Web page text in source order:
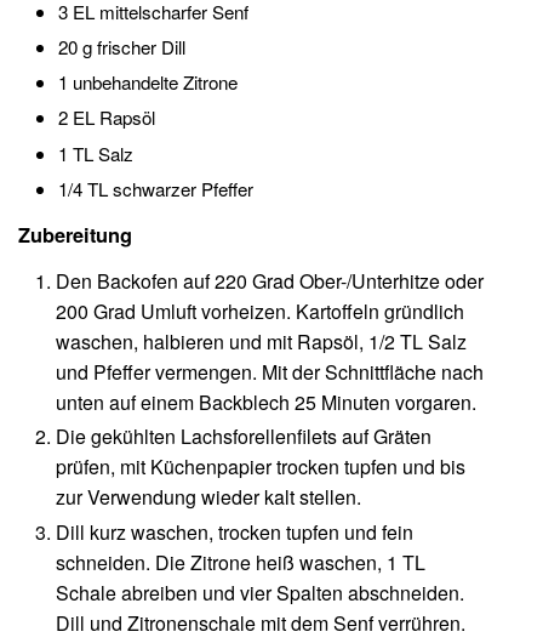
3 EL mittelscharfer Senf
20 g frischer Dill
1 unbehandelte Zitrone
2 EL Rapsöl
1 TL Salz
1/4 TL schwarzer Pfeffer
Zubereitung
Den Backofen auf 220 Grad Ober-/Unterhitze oder
200 Grad Umluft vorheizen. Kartoffeln gründlich
waschen, halbieren und mit Rapsöl, 1/2 TL Salz
und Pfeffer vermengen. Mit der Schnittfläche nach
unten auf einem Backblech 25 Minuten vorgaren.
Die gekühlten Lachsforellenfilets auf Gräten
prüfen, mit Küchenpapier trocken tupfen und bis
zur Verwendung wieder kalt stellen.
Dill kurz waschen, trocken tupfen und fein
schneiden. Die Zitrone heiß waschen, 1 TL
Schale abreiben und vier Spalten abschneiden.
Dill und Zitronenschale mit dem Senf verrühren.